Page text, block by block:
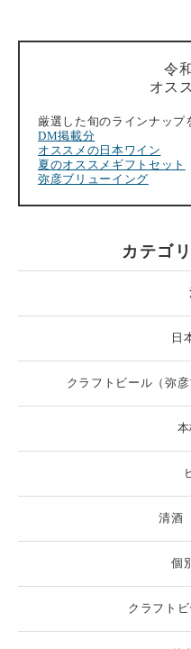
令
オス
厳選した旬のラインナップ
DM掲載分
オススメの日本ワイン
夏のオススメギフトセット
弥彦ブリューイング
カテゴ
日
クラフトビール（弥
清酒
個
クラフトビ